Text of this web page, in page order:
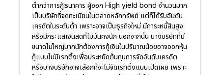
ต่ำกว่าการกู้ธนาคาร ผู้ออก High yield bond จำนวนมาก
เป็นบริษัทที่จดทะเบียนในตลาดหลักทรัพย์ แต่ก็ได้รับอันดับ
เครดิตในระดับต่ำ เพราะอาจเป็นธุรกิจใหม่ มีภาระหนี้สินสูง
หรือมีกระแสเงินสดที่ไม่มั่นคงนัก นอกจากนั้น บางบริษัทที่มี
ขนาดไม่ใหญ่มากนักต้องการกู้เงินในปริมาณน้อยอาจออกหุ้น
กู้แบบไม่มีเรทติ้งเพื่อประหยัดต้นทุนการจัดอันดับเครดิต
หรือบางบริษัทอาจเลือกที่จะไม่จัดเรทติ้งแบบเปิดเผย เพราะ